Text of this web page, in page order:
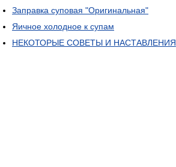
Заправка суповая "Оригинальная"
Яичное холодное к супам
НЕКОТОРЫЕ СОВЕТЫ И НАСТАВЛЕНИЯ,